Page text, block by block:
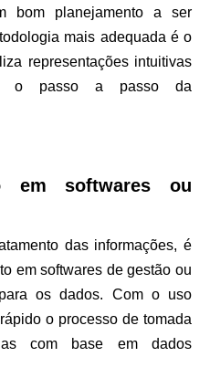
bom planejamento a ser
mais adequada é o
representações intuitivas
o passo a passo da
em softwares ou
das informações, é
em softwares de gestão ou
os dados. Com o uso
o processo de tomada
com base em dados